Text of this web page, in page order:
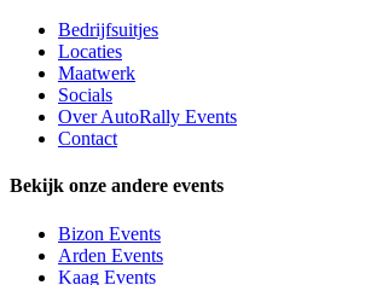
Bedrijfsuitjes
Locaties
Maatwerk
Socials
Over AutoRally Events
Contact
Bekijk onze andere events
Bizon Events
Arden Events
Kaag Events